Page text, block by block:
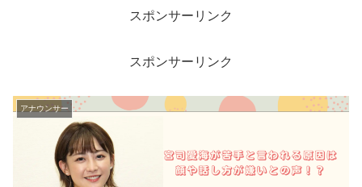
スポンサーリンク
スポンサーリンク
アナウンサー